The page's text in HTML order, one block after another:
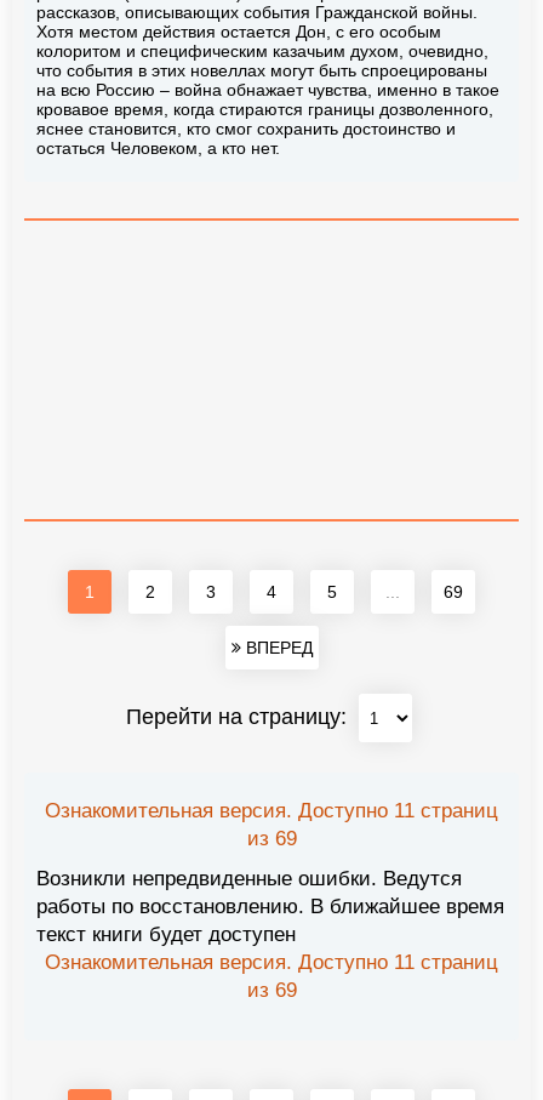
рассказов, описывающих события Гражданской войны.
Хотя местом действия остается Дон, с его особым
колоритом и специфическим казачьим духом, очевидно,
что события в этих новеллах могут быть спроецированы
на всю Россию – война обнажает чувства, именно в такое
кровавое время, когда стираются границы дозволенного,
яснее становится, кто смог сохранить достоинство и
остаться Человеком, а кто нет.
1 2 3 4 5 69
ВПЕРЕД
Перейти на страницу:
Ознакомительная версия. Доступно 11 страниц
из 69
Возникли непредвиденные ошибки. Ведутся
работы по восстановлению. В ближайшее время
текст книги будет доступен
Ознакомительная версия. Доступно 11 страниц
из 69